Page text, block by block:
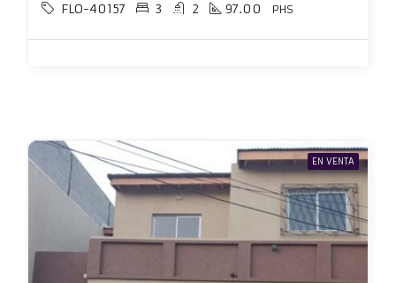
FLO-40157 3 2 97.00 PHS
EN VENTA